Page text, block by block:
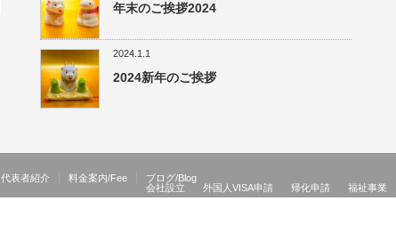
年末のご挨拶2024
2024.1.1
2024新年のご挨拶
代表者紹介 料金案内/Fee
ブログ/Blog
会社設立
外国人VISA申請 帰化申請 福祉事業